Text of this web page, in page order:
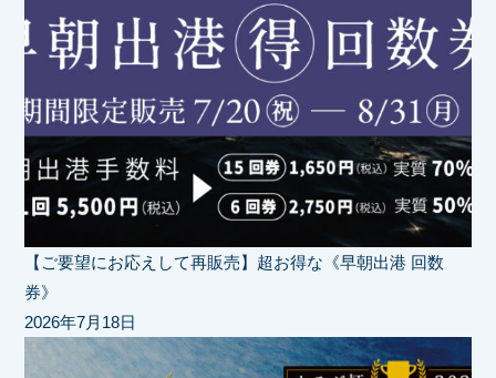
【ご要望にお応えして再販売】超お得な《早朝出港 回数
券》
2026年7月18日